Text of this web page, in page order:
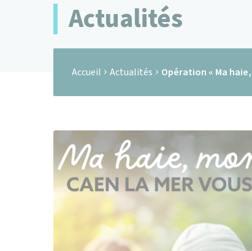
Actualités
Accueil Actualités Opération « Ma